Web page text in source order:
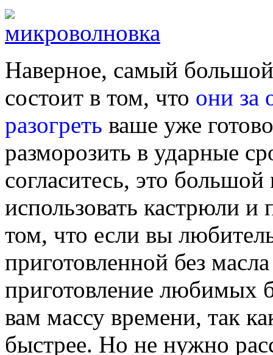
Наверное, самый
состоит в том, что они за
разогреть ваше уже
разморозить в ударные
согласитесь, это
использовать кастрюли
том, что если вы
приготовленной без
приготовление любимых
вам массу времени, так
быстрее. Но не нужно